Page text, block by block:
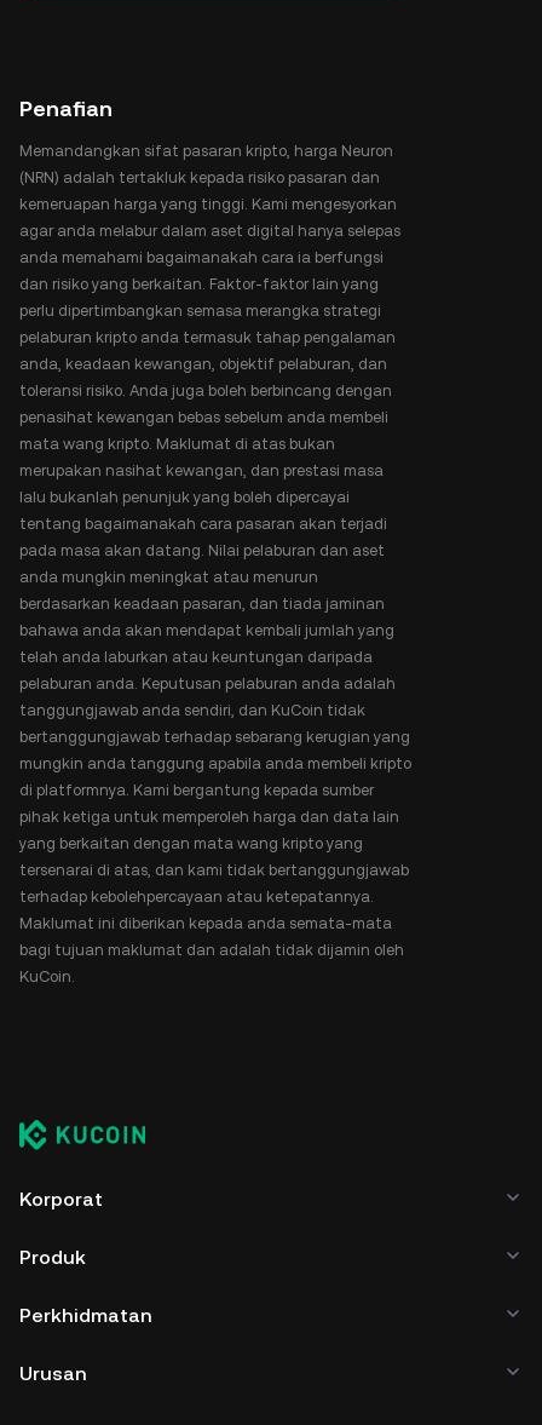
Penafian
Memandangkan sifat pasaran kripto, harga Neuron
(NRN) adalah tertakluk kepada risiko pasaran dan
kemeruapan harga yang tinggi. Kami mengesyorkan
agar anda melabur dalam aset digital hanya selepas
anda memahami bagaimanakah cara ia berfungsi
dan risiko yang berkaitan. Faktor-faktor lain yang
perlu dipertimbangkan semasa merangka strategi
pelaburan kripto anda termasuk tahap pengalaman
anda, keadaan kewangan, objektif pelaburan, dan
toleransi risiko. Anda juga boleh berbincang dengan
penasihat kewangan bebas sebelum anda membeli
mata wang kripto. Maklumat di atas bukan
merupakan nasihat kewangan, dan prestasi masa
lalu bukanlah penunjuk yang boleh dipercayai
tentang bagaimanakah cara pasaran akan terjadi
pada masa akan datang. Nilai pelaburan dan aset
anda mungkin meningkat atau menurun
berdasarkan keadaan pasaran, dan tiada jaminan
bahawa anda akan mendapat kembali jumlah yang
telah anda laburkan atau keuntungan daripada
pelaburan anda. Keputusan pelaburan anda adalah
tanggungjawab anda sendiri, dan KuCoin tidak
bertanggungjawab terhadap sebarang kerugian yang
mungkin anda tanggung apabila anda membeli kripto
di platformnya. Kami bergantung kepada sumber
pihak ketiga untuk memperoleh harga dan data lain
yang berkaitan dengan mata wang kripto yang
tersenarai di atas, dan kami tidak bertanggungjawab
terhadap kebolehpercayaan atau ketepatannya.
Maklumat ini diberikan kepada anda semata-mata
bagi tujuan maklumat dan adalah tidak dijamin oleh
KuCoin.
Korporat
Produk
Perkhidmatan
Urusan